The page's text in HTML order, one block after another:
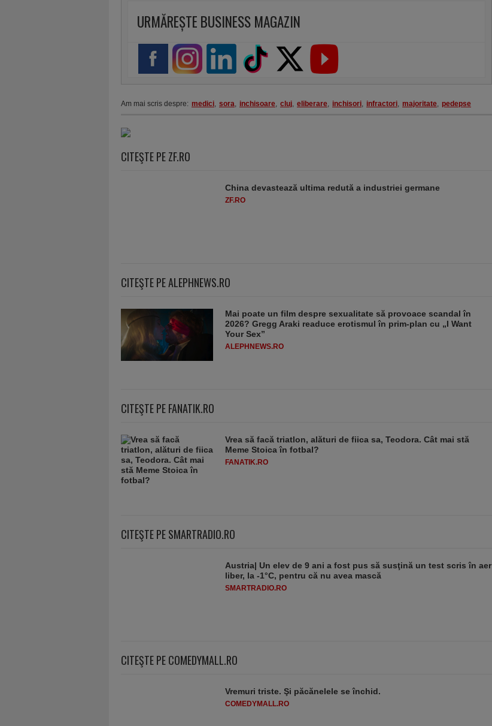
URMĂREȘTE BUSINESS MAGAZIN
Am mai scris despre: medici, sora, inchisoare, cluj, eliberare, inchisori, infractori, majoritate, pedepse
CITEŞTE PE ZF.RO
China devastează ultima redută a industriei germane
ZF.RO
CITEŞTE PE ALEPHNEWS.RO
Mai poate un film despre sexualitate să provoace scandal în
2026? Gregg Araki readuce erotismul în prim-plan cu „I Want
Your Sex”
ALEPHNEWS.RO
CITEŞTE PE FANATIK.RO
Vrea să facă triatlon, alături de fiica sa, Teodora. Cât mai stă
Meme Stoica în fotbal?
FANATIK.RO
CITEŞTE PE SMARTRADIO.RO
Austria| Un elev de 9 ani a fost pus să susţină un test scris în aer
liber, la -1°C, pentru că nu avea mască
SMARTRADIO.RO
CITEŞTE PE COMEDYMALL.RO
Vremuri triste. Şi păcănelele se închid.
COMEDYMALL.RO